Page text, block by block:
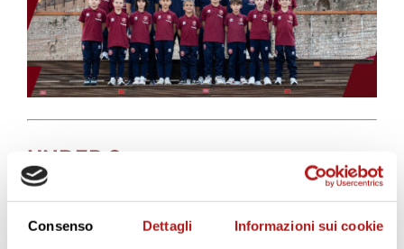
Consenso Dettagli Informazioni sui cookie
UNDER 8
Allenatori: Cristian Anzeliero